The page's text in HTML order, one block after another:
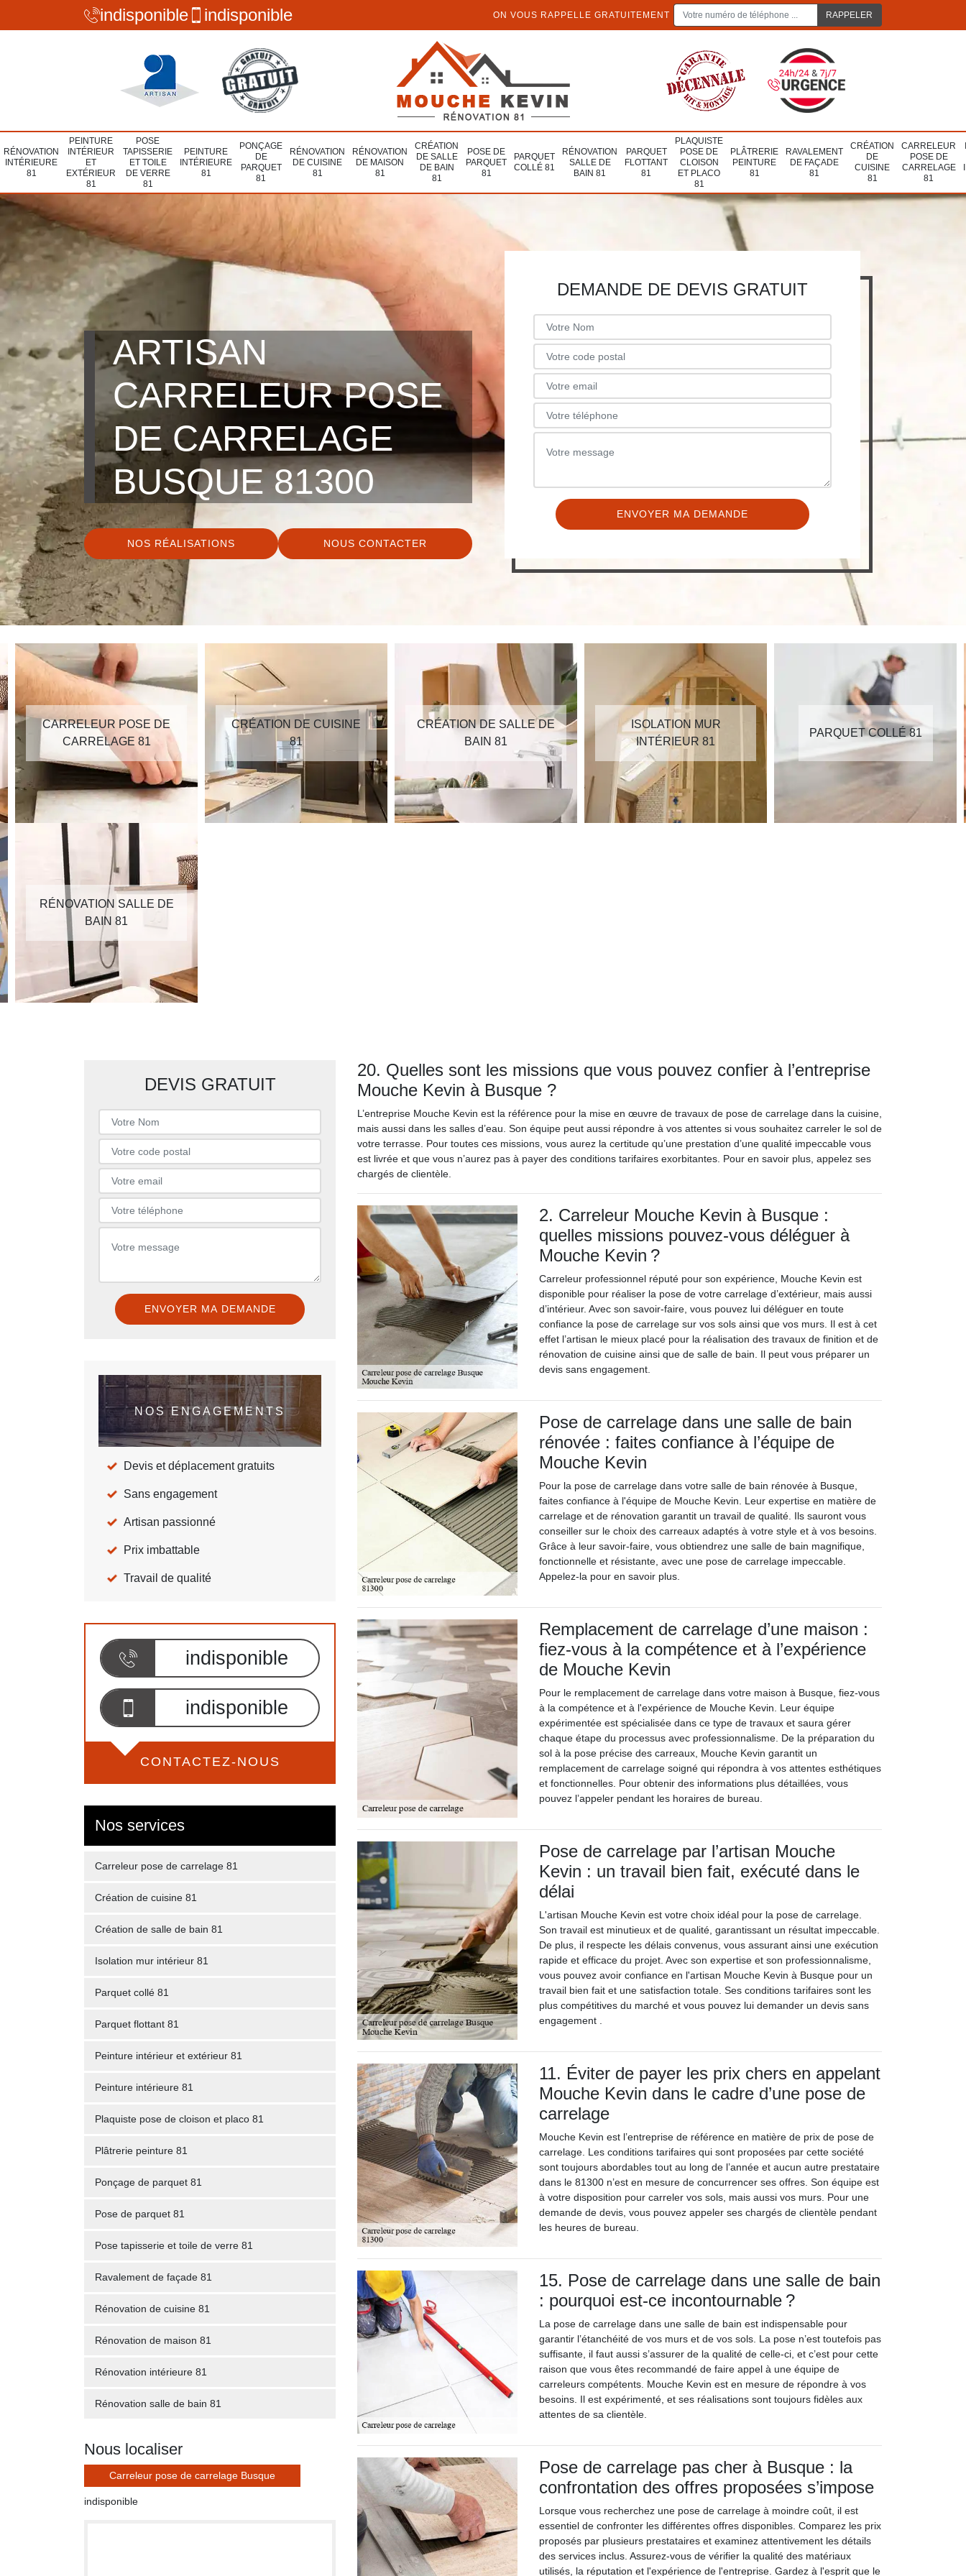
indisponible indisponible ON VOUS RAPPELLE GRATUITEMENT
RÉNOVATION
INTÉRIEURE
81
PEINTURE
INTÉRIEUR
ET
EXTÉRIEUR
81
POSE
TAPISSERIE
ET TOILE
DE VERRE
81
PEINTURE
INTÉRIEURE
81
PONÇAGE
DE
PARQUET
81
RÉNOVATION
DE CUISINE
81
RÉNOVATION
DE MAISON
81
CRÉATION
DE SALLE
DE BAIN
81
POSE DE
PARQUET
81
PARQUET
COLLÉ 81
RÉNOVATION
SALLE DE
BAIN 81
PARQUET
FLOTTANT
81
PLAQUISTE
POSE DE
CLOISON
ET PLACO
81
PLÂTRERIE
PEINTURE
81
RAVALEMENT
DE FAÇADE
81
CRÉATION
DE
CUISINE
81
CARRELEUR
POSE DE
CARRELAGE
81
ARTISAN
CARRELEUR POSE
DE CARRELAGE
BUSQUE 81300
NOS RÉALISATIONS NOUS CONTACTER
DEMANDE DE DEVIS GRATUIT
CARRELEUR POSE DE
CARRELAGE 81
CRÉATION DE CUISINE
81
CRÉATION DE SALLE DE
BAIN 81
ISOLATION MUR
INTÉRIEUR 81
PARQUET COLLÉ 81
RÉNOVATION SALLE DE
BAIN 81
DEVIS GRATUIT
NOS ENGAGEMENTS
Devis et déplacement gratuits
Sans engagement
Artisan passionné
Prix imbattable
Travail de qualité
indisponible
indisponible
CONTACTEZ-NOUS
Nos services
Carreleur pose de carrelage 81
Création de cuisine 81
Création de salle de bain 81
Isolation mur intérieur 81
Parquet collé 81
Parquet flottant 81
Peinture intérieur et extérieur 81
Peinture intérieure 81
Plaquiste pose de cloison et placo 81
Plâtrerie peinture 81
Ponçage de parquet 81
Pose de parquet 81
Pose tapisserie et toile de verre 81
Ravalement de façade 81
Rénovation de cuisine 81
Rénovation de maison 81
Rénovation intérieure 81
Rénovation salle de bain 81
Nous localiser
Carreleur pose de carrelage Busque
indisponible
20. Quelles sont les missions que vous pouvez confier à l’entreprise
Mouche Kevin à Busque ?
L’entreprise Mouche Kevin est la référence pour la mise en œuvre de travaux de pose de carrelage dans la cuisine,
mais aussi dans les salles d’eau. Son équipe peut aussi répondre à vos attentes si vous souhaitez carreler le sol de
votre terrasse. Pour toutes ces missions, vous aurez la certitude qu’une prestation d’une qualité impeccable vous
est livrée et que vous n’aurez pas à payer des conditions tarifaires exorbitantes. Pour en savoir plus, appelez ses
chargés de clientèle.
2. Carreleur Mouche Kevin à Busque :
quelles missions pouvez-vous déléguer à
Mouche Kevin ?
Carreleur professionnel réputé pour son expérience, Mouche Kevin est
disponible pour réaliser la pose de votre carrelage d’extérieur, mais aussi
d’intérieur. Avec son savoir-faire, vous pouvez lui déléguer en toute
confiance la pose de carrelage sur vos sols ainsi que vos murs. Il est à cet
effet l’artisan le mieux placé pour la réalisation des travaux de finition et de
rénovation de cuisine ainsi que de salle de bain. Il peut vous préparer un
devis sans engagement.
Pose de carrelage dans une salle de bain
rénovée : faites confiance à l’équipe de
Mouche Kevin
Pour la pose de carrelage dans votre salle de bain rénovée à Busque,
faites confiance à l'équipe de Mouche Kevin. Leur expertise en matière de
carrelage et de rénovation garantit un travail de qualité. Ils sauront vous
conseiller sur le choix des carreaux adaptés à votre style et à vos besoins.
Grâce à leur savoir-faire, vous obtiendrez une salle de bain magnifique,
fonctionnelle et résistante, avec une pose de carrelage impeccable.
Appelez-la pour en savoir plus.
Remplacement de carrelage d’une maison :
fiez-vous à la compétence et à l’expérience
de Mouche Kevin
Pour le remplacement de carrelage dans votre maison à Busque, fiez-vous
à la compétence et à l'expérience de Mouche Kevin. Leur équipe
expérimentée est spécialisée dans ce type de travaux et saura gérer
chaque étape du processus avec professionnalisme. De la préparation du
sol à la pose précise des carreaux, Mouche Kevin garantit un
remplacement de carrelage soigné qui répondra à vos attentes esthétiques
et fonctionnelles. Pour obtenir des informations plus détaillées, vous
pouvez l’appeler pendant les horaires de bureau.
Pose de carrelage par l’artisan Mouche
Kevin : un travail bien fait, exécuté dans le
délai
L'artisan Mouche Kevin est votre choix idéal pour la pose de carrelage.
Son travail est minutieux et de qualité, garantissant un résultat impeccable.
De plus, il respecte les délais convenus, vous assurant ainsi une exécution
rapide et efficace du projet. Avec son expertise et son professionnalisme,
vous pouvez avoir confiance en l'artisan Mouche Kevin à Busque pour un
travail bien fait et une satisfaction totale. Ses conditions tarifaires sont les
plus compétitives du marché et vous pouvez lui demander un devis sans
engagement .
11. Éviter de payer les prix chers en appelant
Mouche Kevin dans le cadre d’une pose de
carrelage
Mouche Kevin est l’entreprise de référence en matière de prix de pose de
carrelage. Les conditions tarifaires qui sont proposées par cette société
sont toujours abordables tout au long de l’année et aucun autre prestataire
dans le 81300 n’est en mesure de concurrencer ses offres. Son équipe est
à votre disposition pour carreler vos sols, mais aussi vos murs. Pour une
demande de devis, vous pouvez appeler ses chargés de clientèle pendant
les heures de bureau.
15. Pose de carrelage dans une salle de bain
: pourquoi est-ce incontournable ?
La pose de carrelage dans une salle de bain est indispensable pour
garantir l’étanchéité de vos murs et de vos sols. La pose n’est toutefois pas
suffisante, il faut aussi s’assurer de la qualité de celle-ci, et c’est pour cette
raison que vous êtes recommandé de faire appel à une équipe de
carreleurs compétents. Mouche Kevin est en mesure de répondre à vos
besoins. Il est expérimenté, et ses réalisations sont toujours fidèles aux
attentes de sa clientèle.
Pose de carrelage pas cher à Busque : la
confrontation des offres proposées s’impose
Lorsque vous recherchez une pose de carrelage à moindre coût, il est
essentiel de confronter les différentes offres disponibles. Comparez les prix
proposés par plusieurs prestataires et examinez attentivement les détails
des services inclus. Assurez-vous de vérifier la qualité des matériaux
utilisés, la réputation et l'expérience de l'entreprise. Gardez à l'esprit que le